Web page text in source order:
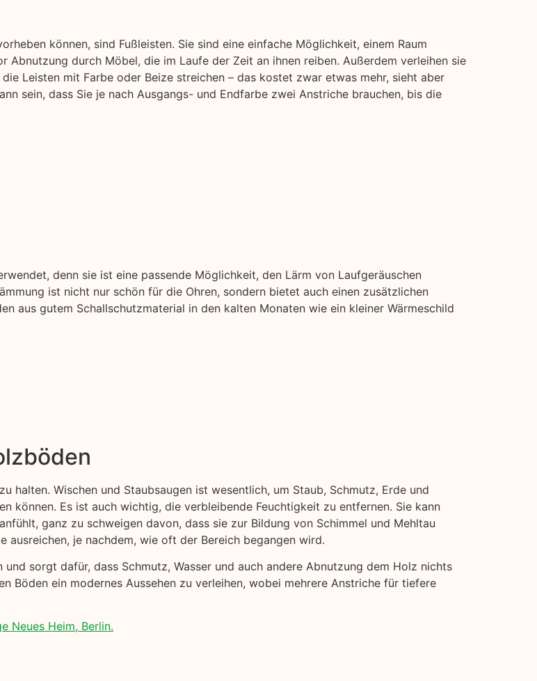
können, sind Fußleisten. Sie sind eine einfache Möglichkeit, einem Raum
Abnutzung durch Möbel, die im Laufe der Zeit an ihnen reiben. Außerdem verleihen sie
Leisten mit Farbe oder Beize streichen – das kostet zwar etwas mehr, sieht aber
sein, dass Sie je nach Ausgangs- und Endfarbe zwei Anstriche brauchen, bis die
denn sie ist eine passende Möglichkeit, den Lärm von Laufgeräuschen
ist nicht nur schön für die Ohren, sondern bietet auch einen zusätzlichen
aus gutem Schallschutzmaterial in den kalten Monaten wie ein kleiner Wärmeschild
halten. Wischen und Staubsaugen ist wesentlich, um Staub, Schmutz, Erde und
können. Es ist auch wichtig, die verbleibende Feuchtigkeit zu entfernen. Sie kann
ganz zu schweigen davon, dass sie zur Bildung von Schimmel und Mehltau
ausreichen, je nachdem, wie oft der Bereich begangen wird.
sorgt dafür, dass Schmutz, Wasser und auch andere Abnutzung dem Holz nichts
Böden ein modernes Aussehen zu verleihen, wobei mehrere Anstriche für tiefere
Neues Heim, Berlin.